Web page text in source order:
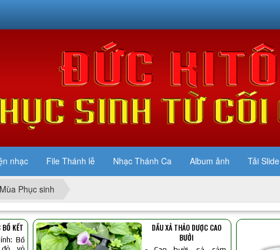
nhạc File Thánh lễ Nhạc Thánh Ca Album ảnh Tải Slide
Mùa Phục sinh